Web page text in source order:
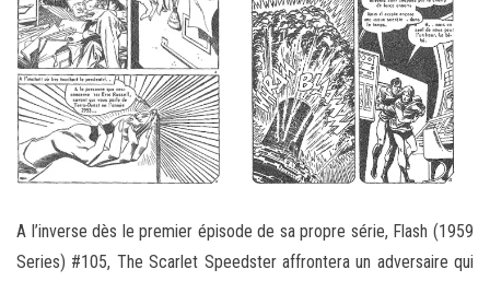
A l’inverse dès le premier épisode de sa propre série, Flash (1959
Series) #105, The Scarlet Speedster affrontera un adversaire qui